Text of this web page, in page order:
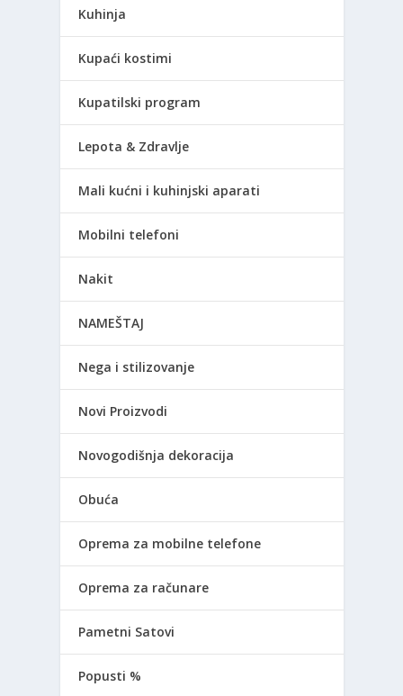
Kuhinja
Kupaći kostimi
Kupatilski program
Lepota & Zdravlje
Mali kućni i kuhinjski aparati
Mobilni telefoni
Nakit
NAMEŠTAJ
Nega i stilizovanje
Novi Proizvodi
Novogodišnja dekoracija
Obuća
Oprema za mobilne telefone
Oprema za računare
Pametni Satovi
Popusti %